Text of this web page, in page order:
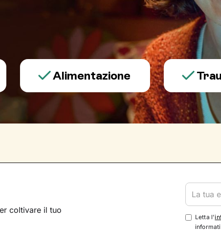
Alimentazione Trauma
coltivare il tuo
Letta l'